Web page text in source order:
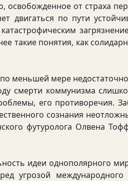
от страха
двигаться по пути
такие понятия, как
меньшей мере
смерти коммунизма
его противоречия.
сознания
футуролога Олвена
идеи однополярного
угрозой международного